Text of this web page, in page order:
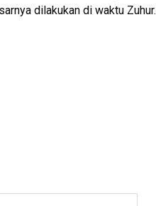
dilakukan di waktu Zuhur.